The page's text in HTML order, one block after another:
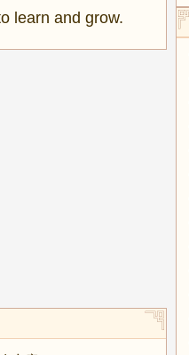
learn and grow.